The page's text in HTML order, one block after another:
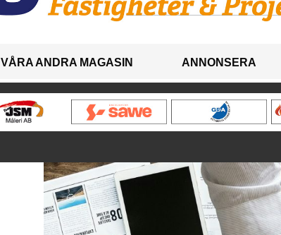
VÅRA ANDRA MAGASIN ANNONSERA